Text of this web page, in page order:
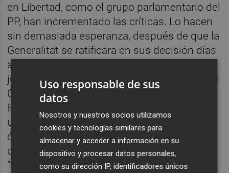
en Libertad, como el grupo parlamentario del
PP, han incrementado las críticas. Lo hacen
sin demasiada esperanza, después de que la
Generalitat se ratificara en sus decisión días
atrás, incluso obviando una recomendación
jurídica. Cabe recordar que el Consell Jurídic
Consultiu (CJC)
Educación a justificar la exclusión
universidades privadas de Erasmus+. El
órgano oficial le pidió que argumentara la
decisión “adecuadamente” o, de lo contrario,
“reconsiderara el mentado criterio”. A pesar
Uso responsable de sus
datos
Nosotros y nuestros socios utilizamos
cookies y tecnologías similares para
almacenar y acceder a información en su
dispositivo y procesar datos personales,
como su dirección IP, identificadores únicos